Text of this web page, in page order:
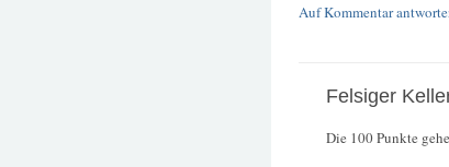
Auf Kommentar
Felsiger
Die 100 Punkte